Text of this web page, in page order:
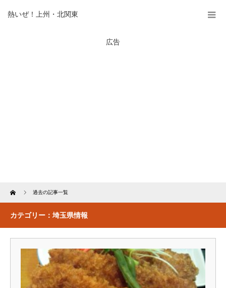
熱いぜ！上州・北関東
広告
Home 過去の記事一覧
カテゴリー：埼玉県情報